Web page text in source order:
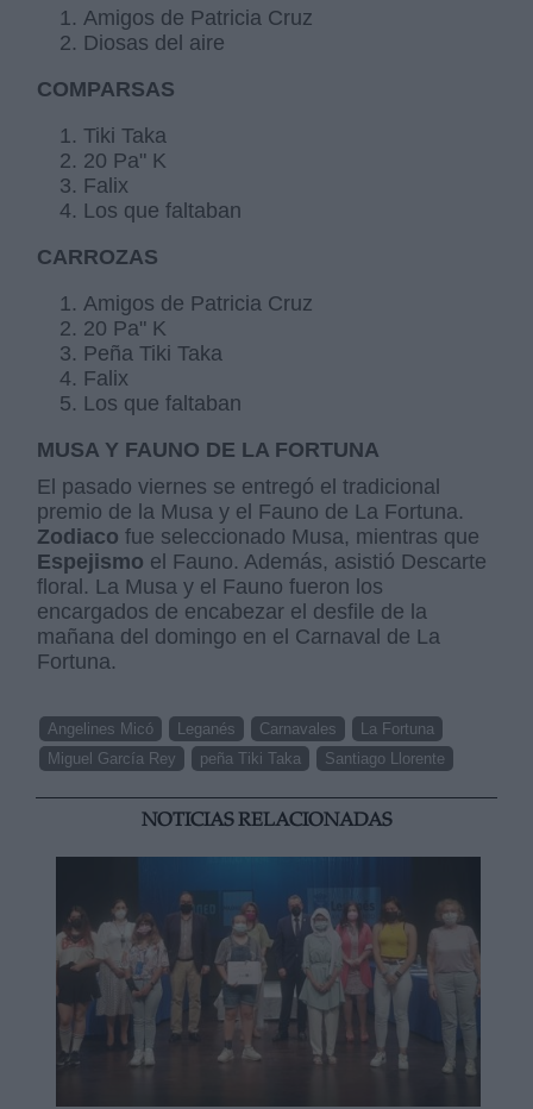
Amigos de Patricia Cruz
Diosas del aire
COMPARSAS
Tiki Taka
20 Pa" K
Falix
Los que faltaban
CARROZAS
Amigos de Patricia Cruz
20 Pa" K
Peña Tiki Taka
Falix
Los que faltaban
MUSA Y FAUNO DE LA FORTUNA
El pasado viernes se entregó el tradicional
premio de la Musa y el Fauno de La Fortuna.
Zodiacofue seleccionado Musa, mientras que
Espejismo el Fauno. Además, asistió Descarte
floral. La Musa y el Fauno fueron los
encargados de encabezar el desfile de la
mañana del domingo en el Carnaval de La
Fortuna.
Angelines Micó Leganés Carnavales
La Fortuna
Miguel García Rey
peña Tiki Taka Santiago Llorente
NOTICIAS RELACIONADAS